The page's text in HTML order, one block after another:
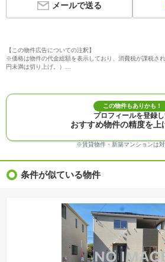
メールで送る
【この物件広告についての注釈】
※価格は物件の代金総額を表示しており、消費税が課税さ
円未満は切り上げ。）
※写真に写っている、またはパース（絵）や間取り図に描
※建築条件付き土地価格には、建物価格は含まれません。
※物件情報は、原則として情報提供日の２日前に最終確認し
※完成予想図はいずれも外構、植栽、外観等実際のものと
※モデルルーム・モデルハウス・展示場・ショールームの
※ＣＧ合成の画像の場合、実際とは多少異なる場合があり
※物件特徴：販売戸数が複数の物件は、全ての住戸に該当
※価格更新：物件価格が変更された日から１週間表示されま
※建築条件土地の情報内に掲載されている、建物プラン例
の一例であって、プランの採用可否は任意です。
※土地（建築条件なし）で「建物プラン例」が表記してあ
負会社によるもので、当該建築請負会社以外で建てた場合
とは限りません。また建築請負会社を特定するものではあ
※建築条件付き土地とは、その土地に建築する建物の建築
ことを条件として売買される土地のことをいいます。建築
この物件もありかも！
プロフィールを登録
おすすめ物件の精度を上
※賃貸物件・新築マンションは
条件が似ている物件